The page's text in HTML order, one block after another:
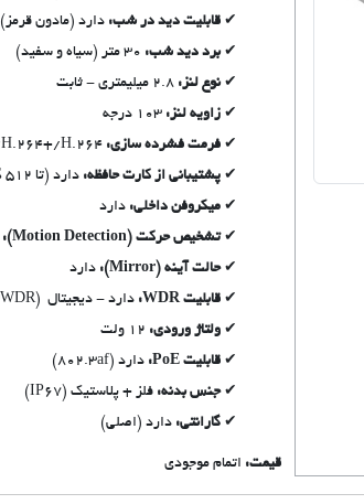
قابلیت دید در شب: دارد (مادون قرمز)
برد دید شب:
نوع لنز:
زاویه لنز:
فرمت فشرده سازی:
پشتیبانی از کارت حافظه: دارد (تا 512 گیگابایت)
میکروفن داخلی: دارد
تشخیص حرکت (Motion Detection):
حالت آینه (Mirror):
دارد
قابلیت WDR:
دارد - دیجیتال (DWDR)
ولتاژ ورودی:
قابلیت PoE:
دارد (802.3af)
جنس بدنه: فلز + پلاستیک (IP67)
گارانتی: دارد (اصلی)
قیمت: اتمام موجودی